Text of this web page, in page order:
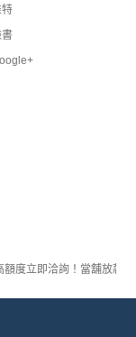
度立即洽詢！當舖放款